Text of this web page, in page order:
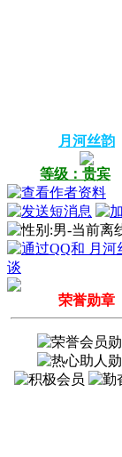
月河丝韵
等级：贵宾
荣誉勋章